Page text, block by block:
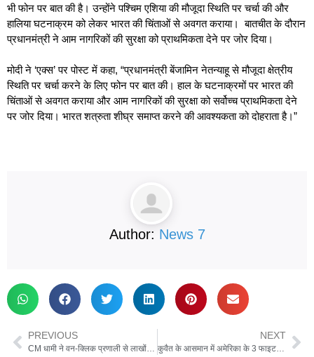
भी फोन पर बात की है। उन्होंने पश्चिम एशिया की मौजूदा स्थिति पर चर्चा की और
हालिया घटनाक्रम को लेकर भारत की चिंताओं से अवगत कराया। बातचीत के दौरान
प्रधानमंत्री ने आम नागरिकों की सुरक्षा को प्राथमिकता देने पर जोर दिया।
मोदी ने ‘एक्स’ पर पोस्ट में कहा, “प्रधानमंत्री बेंजामिन नेतन्याहू से मौजूदा क्षेत्रीय
स्थिति पर चर्चा करने के लिए फोन पर बात की। हाल के घटनाक्रमों पर भारत की
चिंताओं से अवगत कराया और आम नागरिकों की सुरक्षा को सर्वोच्च प्राथमिकता देने
पर जोर दिया। भारत शत्रुता शीघ्र समाप्त करने की आवश्यकता को दोहराता है।”
Author: News 7
PREVIOUS
CM धामी ने वन-क्लिक प्रणाली से लाखों पेंशन लाभार्थियों के खाते में भेजे 142 करोड़
NEXT
कुवैत के आसमान में अमेरिका के 3 फाइटर जेट मार गिराए, ईरान का बड़ा दावा, नेतन्‍याहू के कार्यालय पर भी किया हमला